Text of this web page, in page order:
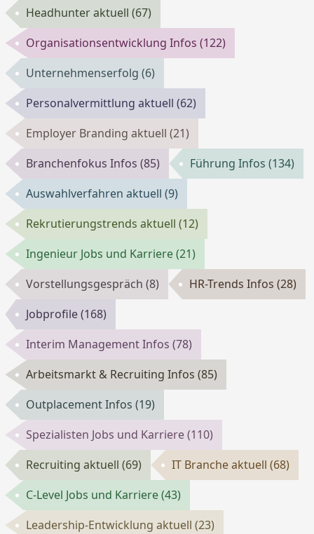
Headhunter aktuell(67)
Organisationsentwicklung Infos(122)
Unternehmenserfolg(6)
Personalvermittlung aktuell(62)
Employer Branding aktuell(21)
Branchenfokus Infos(85) Führung Infos(134)
Auswahlverfahren aktuell(9)
Rekrutierungstrends aktuell(12)
Ingenieur Jobs und Karriere(21)
Vorstellungsgespräch(8) HR-Trends Infos(28)
Jobprofile(168)
Interim Management Infos(78)
Arbeitsmarkt & Recruiting Infos(85)
Outplacement Infos(19)
Spezialisten Jobs und Karriere(110)
Recruiting aktuell(69) IT Branche aktuell(68)
C-Level Jobs und Karriere(43)
Leadership-Entwicklung aktuell(23)